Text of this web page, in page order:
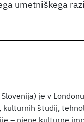
umetniškega
je v
študij,